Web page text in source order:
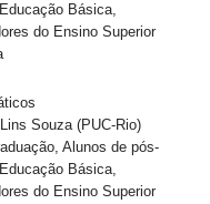
Básica,
do Ensino Superior
Souza (PUC-Rio)
Alunos de pós-
Básica,
do Ensino Superior